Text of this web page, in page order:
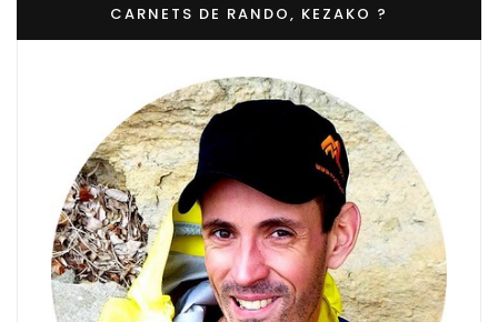
CARNETS DE RANDO, KEZAKO ?